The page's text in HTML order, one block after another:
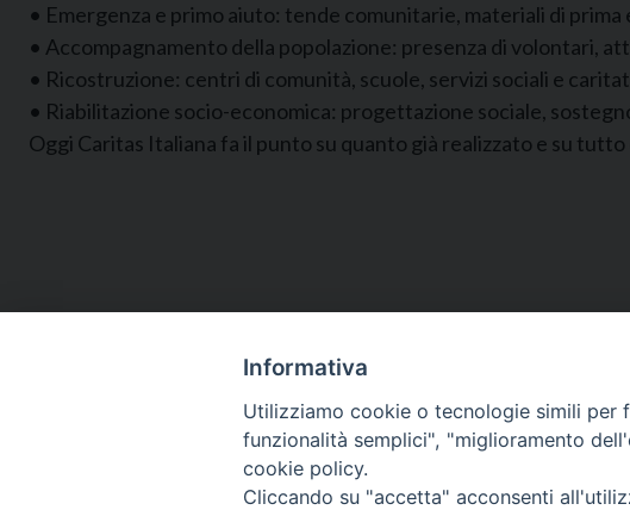
• Emergenza e primo aiuto: tende comunitarie, materiali di
• Accompagnamento della popolazione: presenza di volontari,
• Ricostruzione: centri di comunità, scuole, servizi sociali e
• Riabilitazione socio-economica: progettazione sociale,
Oggi Caritas Italiana fa il punto su quanto già realizzato e su
9.30 alle
Tel.
mail:
Informativa
Utilizziamo cookie o tecnologie simili per
funzionalità semplici", "miglioramento
cookie policy.
Cliccando su "accetta" acconsenti